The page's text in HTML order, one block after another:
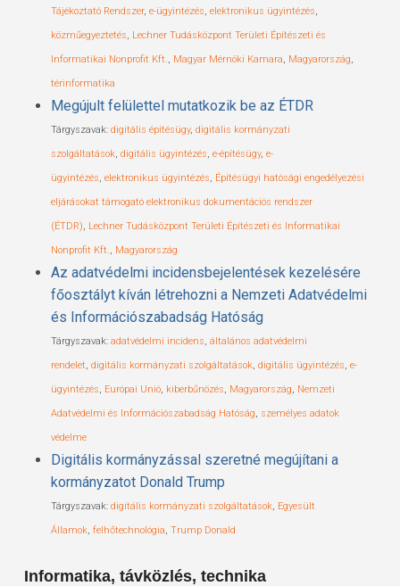
Tájékoztató Rendszer, e-ügyintézés, elektronikus ügyintézés,
közműegyeztetés, Lechner Tudásközpont Területi Építészeti és
Informatikai Nonprofit Kft., Magyar Mérnöki Kamara, Magyarország,
térinformatika
Megújult felülettel mutatkozik be az ÉTDR
Tárgyszavak: digitális építésügy, digitális kormányzati
szolgáltatások, digitális ügyintézés, e-építésügy, e-
ügyintézés, elektronikus ügyintézés, Építésügyi hatósági engedélyezési
eljárásokat támogató elektronikus dokumentációs rendszer
(ÉTDR), Lechner Tudásközpont Területi Építészeti és Informatikai
Nonprofit Kft., Magyarország
Az adatvédelmi incidensbejelentések kezelésére
főosztályt kíván létrehozni a Nemzeti Adatvédelmi
és Információszabadság Hatóság
Tárgyszavak: adatvédelmi incidens, általános adatvédelmi
rendelet, digitális kormányzati szolgáltatások, digitális ügyintézés, e-
ügyintézés, Európai Unió, kiberbűnözés, Magyarország, Nemzeti
Adatvédelmi és Információszabadság Hatóság, személyes adatok
védelme
Digitális kormányzással szeretné megújítani a
kormányzatot Donald Trump
Tárgyszavak: digitális kormányzati szolgáltatások, Egyesült
Államok, felhőtechnológia, Trump Donald
Informatika, távközlés, technika